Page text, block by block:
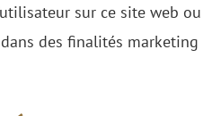
sur ce site web ou
des finalités marketing